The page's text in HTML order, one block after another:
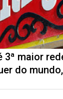
3ª maior
do